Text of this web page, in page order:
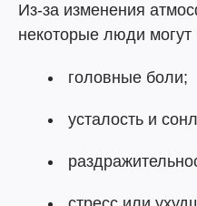
Из-за изменения
некоторые люди могут
головные боли;
усталость и